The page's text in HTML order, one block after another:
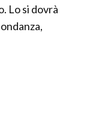
Lo si dovrà